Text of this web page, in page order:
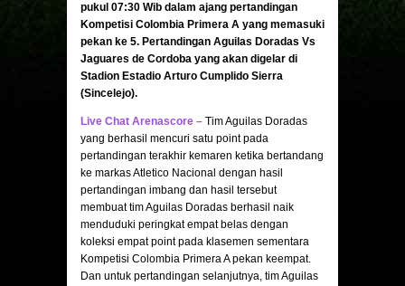
pukul 07:30 Wib dalam ajang pertandingan
Kompetisi Colombia Primera A yang memasuki
pekan ke 5. Pertandingan Aguilas Doradas Vs
Jaguares de Cordoba yang akan digelar di
Stadion Estadio Arturo Cumplido Sierra
(Sincelejo).
Live Chat Arenascore – Tim Aguilas Doradas
yang berhasil mencuri satu point pada
pertandingan terakhir kemaren ketika bertandang
ke markas Atletico Nacional dengan hasil
pertandingan imbang dan hasil tersebut
membuat tim Aguilas Doradas berhasil naik
menduduki peringkat empat belas dengan
koleksi empat point pada klasemen sementara
Kompetisi Colombia Primera A pekan keempat.
Dan untuk pertandingan selanjutnya, tim Aguilas